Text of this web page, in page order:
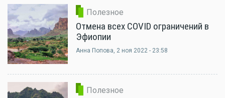
Полезное
Отмена всех COVID ограничений в
Эфиопии
Анна Попова, 2 ноя 2022 - 23:58
Полезное